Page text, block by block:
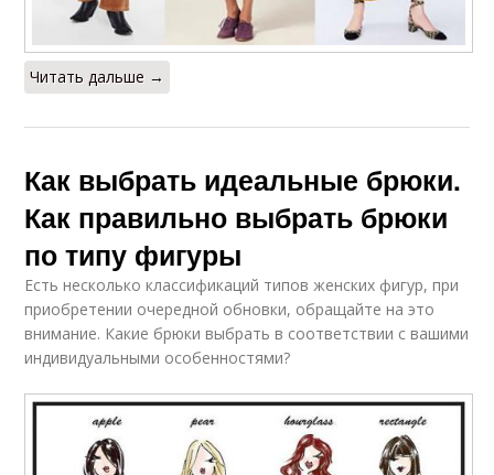
Читать дальше →
Как выбрать идеальные брюки.
Как правильно выбрать брюки
по типу фигуры
Есть несколько классификаций типов женских фигур, при
приобретении очередной обновки, обращайте на это
внимание. Какие брюки выбрать в соответствии с вашими
индивидуальными особенностями?